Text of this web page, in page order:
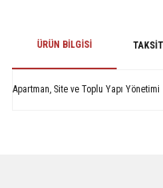
ÜRÜN BILGISI
Apartman, Site ve Toplu Yapı Yönetimi